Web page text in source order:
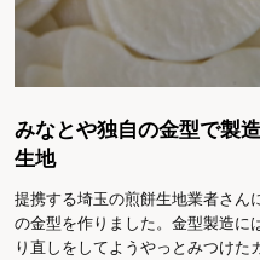
みなとや独自の金型で製
生地
提携する埼玉の煎餅生地業者さん
の金型を作りました。金型製造に
り直しをしてようやっとみつけた